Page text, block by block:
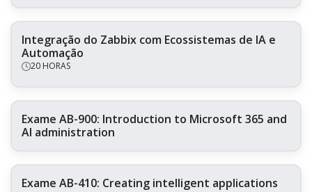
Integração do Zabbix com Ecossistemas de IA e
Automação
20 HORAS
Exame AB-900: Introduction to Microsoft 365 and
AI administration
Exame AB-410: Creating intelligent applications